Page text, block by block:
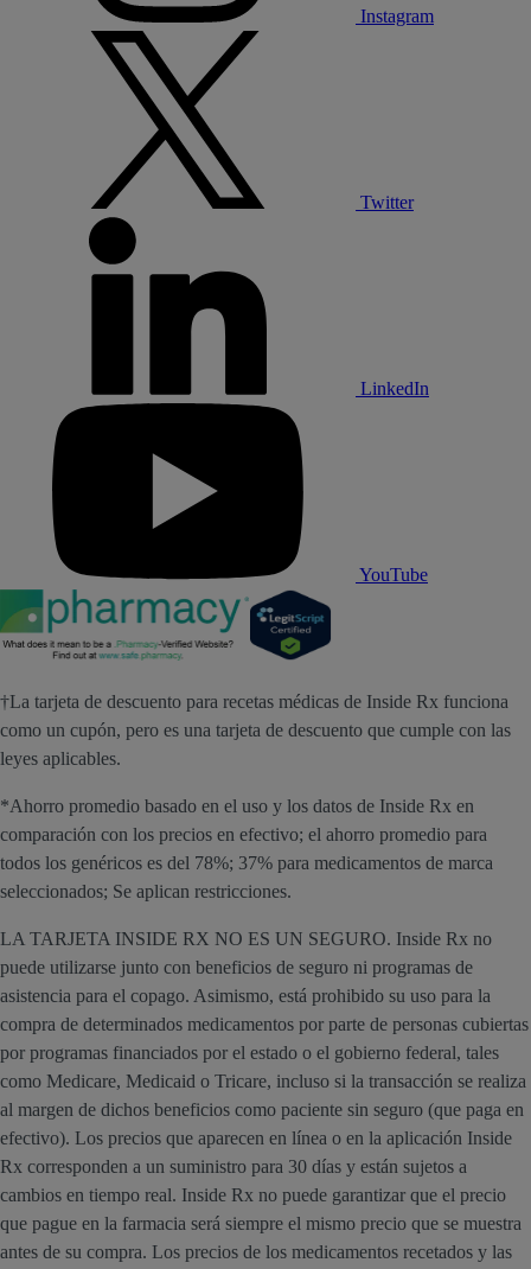
Instagram
Twitter
LinkedIn
YouTube
†La tarjeta de descuento para recetas médicas de Inside Rx funciona
como un cupón, pero es una tarjeta de descuento que cumple con las
leyes aplicables.
*Ahorro promedio basado en el uso y los datos de Inside Rx en
comparación con los precios en efectivo; el ahorro promedio para
todos los genéricos es del 78%; 37% para medicamentos de marca
seleccionados; Se aplican restricciones.
LA TARJETA INSIDE RX NO ES UN SEGURO. Inside Rx no
puede utilizarse junto con beneficios de seguro ni programas de
asistencia para el copago. Asimismo, está prohibido su uso para la
compra de determinados medicamentos por parte de personas cubiertas
por programas financiados por el estado o el gobierno federal, tales
como Medicare, Medicaid o Tricare, incluso si la transacción se realiza
al margen de dichos beneficios como paciente sin seguro (que paga en
efectivo). Los precios que aparecen en línea o en la aplicación Inside
Rx corresponden a un suministro para 30 días y están sujetos a
cambios en tiempo real. Inside Rx no puede garantizar que el precio
que pague en la farmacia será siempre el mismo precio que se muestra
antes de su compra. Los precios de los medicamentos recetados y las